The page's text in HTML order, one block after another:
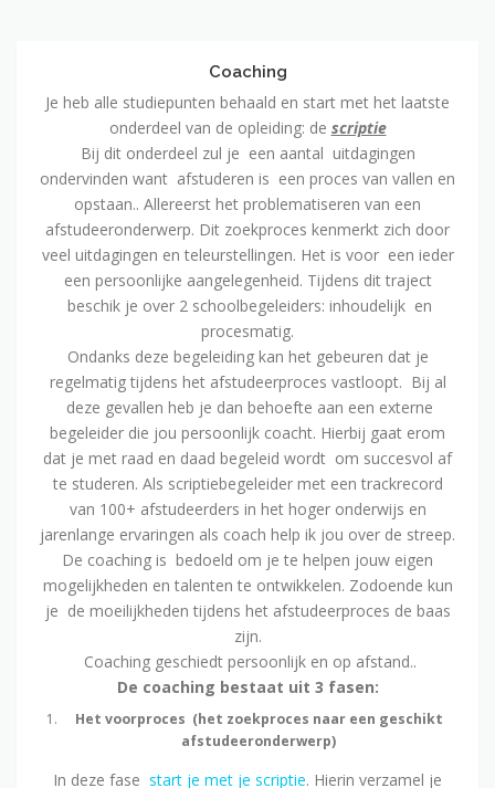
Coaching
Je heb alle studiepunten behaald en start met het laatste
onderdeel van de opleiding: de scriptie
Bij dit onderdeel zul je een aantal uitdagingen
ondervinden want afstuderen is een proces van vallen en
opstaan.. Allereerst het problematiseren van een
afstudeeronderwerp. Dit zoekproces kenmerkt zich door
veel uitdagingen en teleurstellingen. Het is voor een ieder
een persoonlijke aangelegenheid. Tijdens dit traject
beschik je over 2 schoolbegeleiders: inhoudelijk en
procesmatig.
Ondanks deze begeleiding kan het gebeuren dat je
regelmatig tijdens het afstudeerproces vastloopt. Bij al
deze gevallen heb je dan behoefte aan een externe
begeleider die jou persoonlijk coacht. Hierbij gaat erom
dat je met raad en daad begeleid wordt om succesvol af
te studeren. Als scriptiebegeleider met een trackrecord
van 100+ afstudeerders in het hoger onderwijs en
jarenlange ervaringen als coach help ik jou over de streep.
De coaching is bedoeld om je te helpen jouw eigen
mogelijkheden en talenten te ontwikkelen. Zodoende kun
je de moeilijkheden tijdens het afstudeerproces de baas
zijn.
Coaching geschiedt persoonlijk en op afstand..
De coaching bestaat uit 3 fasen:
Het voorproces (het zoekproces naar een geschikt
afstudeeronderwerp)
In deze fase start je met je scriptie. Hierin verzamel je